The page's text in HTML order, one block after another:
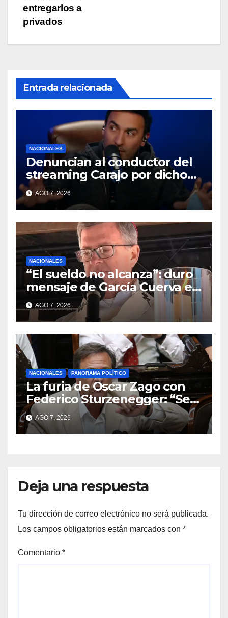
entregarlos a
privados
Entrada relacionada
NACIONALES
Denuncian al conductor del
streaming Carajo por dichos
discriminatorios
AGO 7, 2026
NACIONALES
“El sueldo no alcanza”: duro
mensaje de García Cuerva en
San Cayetano
AGO 7, 2026
NACIONALES PANORAMA POLÍTICO
La furia de Oscar Zago con
Federico Sturzenegger: “Se
cree que somos títeres o
estúpidos”
AGO 7, 2026
Deja una respuesta
Tu dirección de correo electrónico no será publicada.
Los campos obligatorios están marcados con *
Comentario *